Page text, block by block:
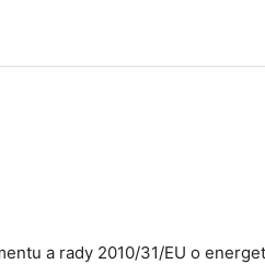
a rady 2010/31/EU o